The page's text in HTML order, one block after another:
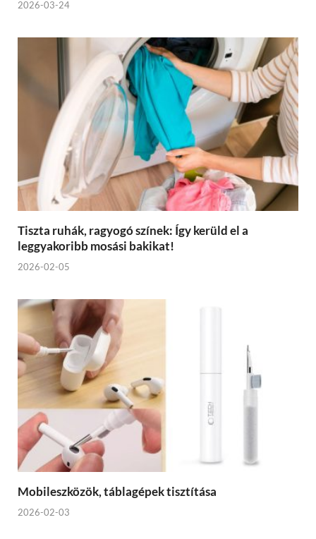
2026-03-24
Tiszta ruhák, ragyogó színek: Így kerüld el a
leggyakoribb mosási bakikat!
2026-02-05
Mobileszközök, táblagépek tisztítása
2026-02-03